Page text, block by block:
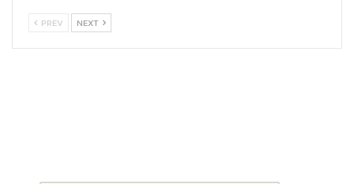
ในการนำเสนอผลิตภัณฑ์ที่ตอบโจทย์ รวมถึงแนวทางการรับมือที่
PREV NEXT